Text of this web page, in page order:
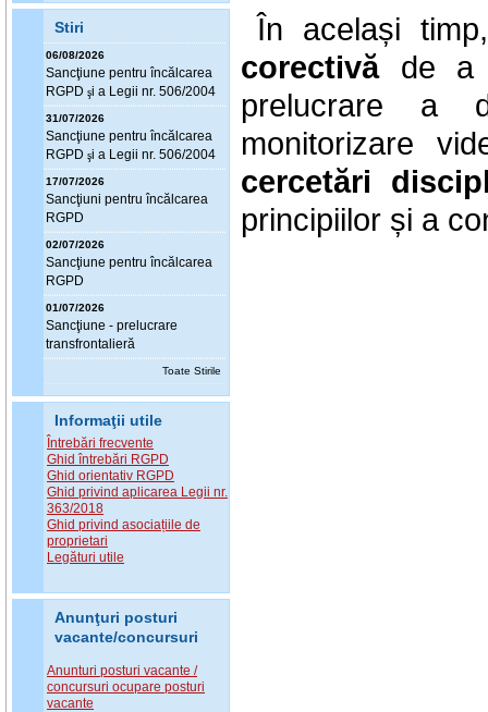
Stiri
06/08/2026
Sancţiune pentru încălcarea
RGPD şi a Legii nr. 506/2004
31/07/2026
Sancţiune pentru încălcarea
RGPD şi a Legii nr. 506/2004
17/07/2026
Sancţiuni pentru încălcarea
RGPD
02/07/2026
Sancţiune pentru încălcarea
RGPD
01/07/2026
Sancţiune - prelucrare
transfrontalieră
Toate Stirile
Informaţii utile
Întrebări frecvente
Ghid întrebări RGPD
Ghid orientativ RGPD
Ghid privind aplicarea Legii nr.
363/2018
Ghid privind asociațiile de
proprietari
Legături utile
Anunţuri posturi
vacante/concursuri
Anunturi posturi vacante /
concursuri ocupare posturi
vacante
În același
corectivă de a
prelucrare a
monitorizare
cercetări
principiilor și a